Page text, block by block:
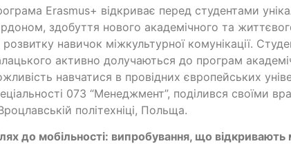
Erasmus+ відкриває перед студентами
здобуття нового академічного та
розвитку навичок міжкультурної комунікації.
активно долучаються до програм
навчатися в провідних європейських
073 “Менеджмент”, поділився своїми
політехніці, Польща.
до мобільності: випробування, що відкривають